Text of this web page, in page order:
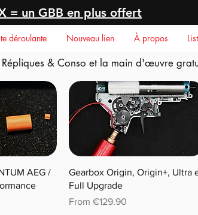
= un GBB en plus offert
déroulante Nouveau lien À propos
& Conso et la main d'œuvre
AEG /
Gearbox Origin, Origin+, Ultra
Full Upgrade
From €129.90
Sale Price